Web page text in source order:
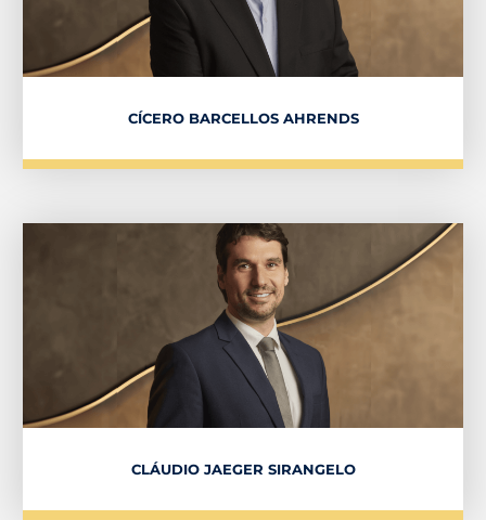
CÍCERO BARCELLOS AHRENDS​
CLÁUDIO JAEGER SIRANGELO